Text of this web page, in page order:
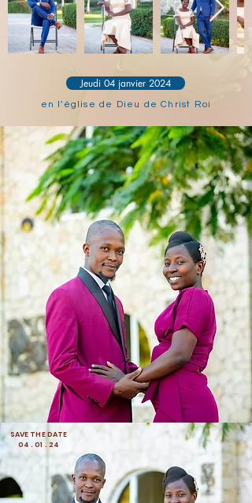
Jeudi 04 janvier 2024
en l'église de Dieu de Christ Roi
SAVE THE DATE
04 . 01 . 24